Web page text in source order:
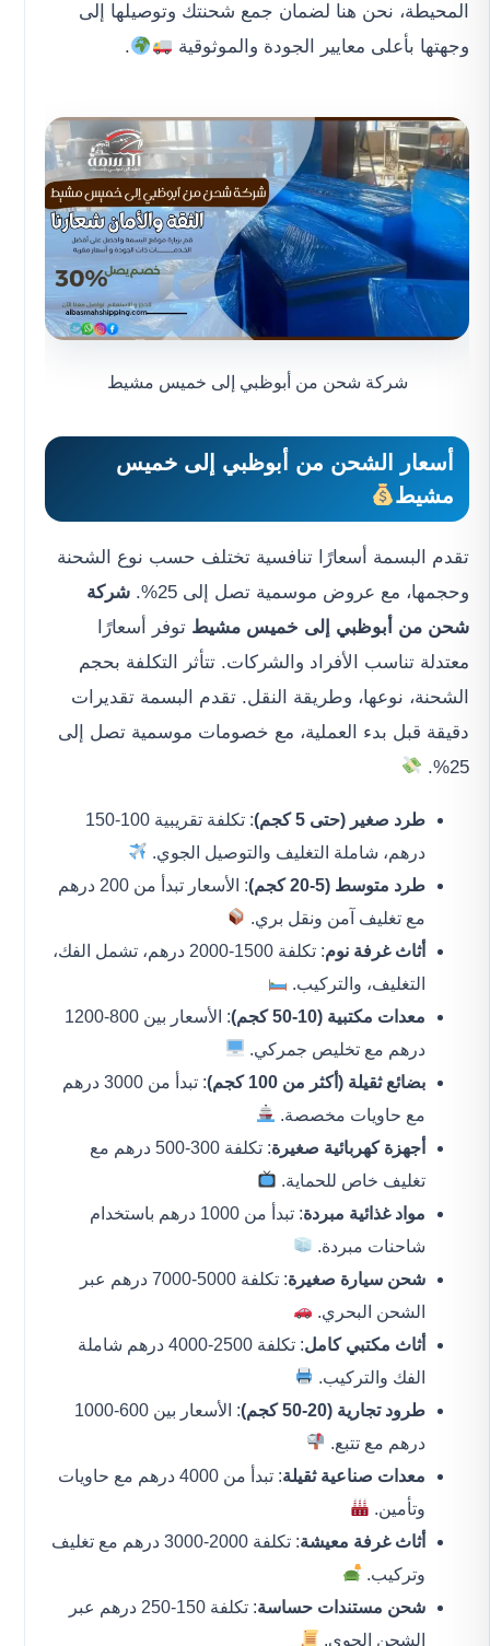
المحيطة، نحن هنا لضمان جمع شحنتك وتوصيلها إلى
وجهتها بأعلى معايير الجودة والموثوقية
.
شركة شحن من أبوظبي إلى خميس مشيط
أسعار
الشحن من أبوظبي إلى خميس
مشيط
تقدم البسمة أسعارًا تنافسية تختلف حسب نوع الشحنة
وحجمها، مع عروض موسمية تصل إلى 25%.
شركة
شحن من أبوظبي إلى خميس مشيط توفر أسعارًا
معتدلة تناسب الأفراد والشركات. تتأثر التكلفة بحجم
الشحنة، نوعها، وطريقة النقل. تقدم البسمة تقديرات
دقيقة قبل بدء العملية، مع خصومات موسمية تصل إلى
25%.
طرد صغير (حتى 5 كجم)
: تكلفة تقريبية 100-150
درهم، شاملة التغليف والتوصيل الجوي.
طرد متوسط (5-20 كجم)
: الأسعار تبدأ من 200 درهم
مع تغليف آمن ونقل بري.
أثاث غرفة نوم
: تكلفة 1500-2000 درهم، تشمل الفك،
التغليف، والتركيب.
معدات مكتبية (10-50 كجم)
: الأسعار بين 800-1200
درهم مع تخليص جمركي.
بضائع ثقيلة (أكثر من 100 كجم)
: تبدأ من 3000 درهم
مع حاويات مخصصة.
أجهزة كهربائية صغيرة
: تكلفة 300-500 درهم مع
تغليف خاص للحماية.
مواد غذائية مبردة
: تبدأ من 1000 درهم باستخدام
شاحنات مبردة.
شحن سيارة صغيرة
: تكلفة 5000-7000 درهم عبر
الشحن البحري.
أثاث مكتبي كامل
: تكلفة 2500-4000 درهم شاملة
الفك والتركيب.
طرود تجارية (20-50 كجم)
: الأسعار بين 600-1000
درهم مع تتبع.
معدات صناعية ثقيلة
: تبدأ من 4000 درهم مع حاويات
وتأمين.
أثاث غرفة معيشة
: تكلفة 2000-3000 درهم مع تغليف
وتركيب.
شحن مستندات حساسة
: تكلفة 150-250 درهم عبر
الشحن الجوي.